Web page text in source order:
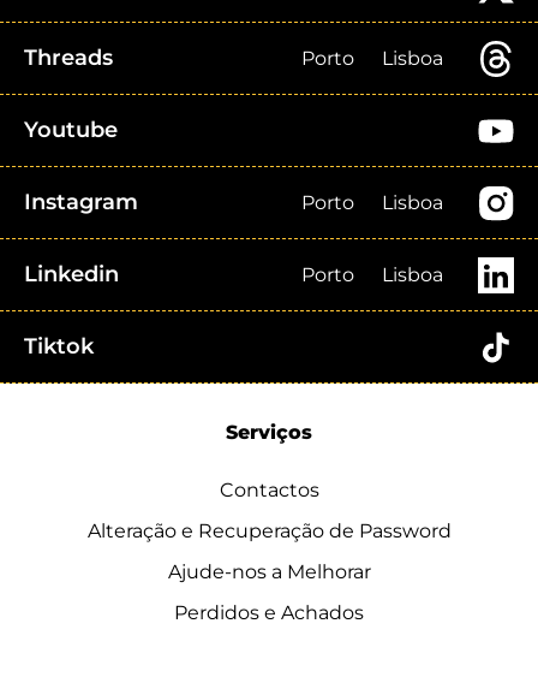
Threads Porto Lisboa
Youtube
Instagram Porto Lisboa
Linkedin Porto Lisboa
Tiktok
Serviços
Contactos
Alteração e Recuperação de Password
Ajude-nos a Melhorar
Perdidos e Achados